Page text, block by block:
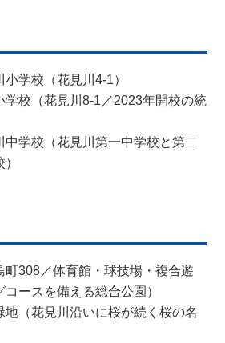
学校（花見川4-1）
学校（花見川8-1／2023年開校の統
中学校（花見川第一中学校と第二
町308／体育館・球技場・複合遊
ースを備える総合公園）
地（花見川沿いに桜が続く桜の名